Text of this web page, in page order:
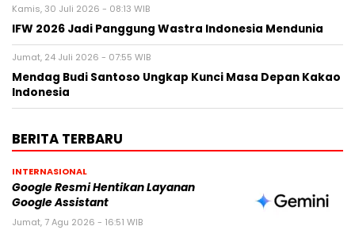
Kamis, 30 Juli 2026 - 08:13 WIB
IFW 2026 Jadi Panggung Wastra Indonesia Mendunia
Jumat, 24 Juli 2026 - 07:55 WIB
Mendag Budi Santoso Ungkap Kunci Masa Depan Kakao
Indonesia
BERITA TERBARU
INTERNASIONAL
Google Resmi Hentikan Layanan
Google Assistant
Jumat, 7 Agu 2026 - 16:51 WIB